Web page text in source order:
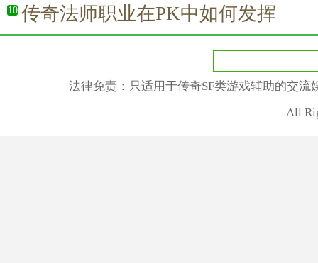
10 传奇法师职业在PK中如何发挥
法律免责：只适用于传奇SF类游戏辅助的交
All